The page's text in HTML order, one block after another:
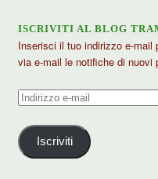
ISCRIVITI AL BLOG
Inserisci il tuo indirizzo e-mail
via e-mail le notifiche di nuovi
Indirizzo
mail
Iscriviti